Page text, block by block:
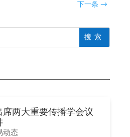
下一条 →
两大重要传播学会议
动态